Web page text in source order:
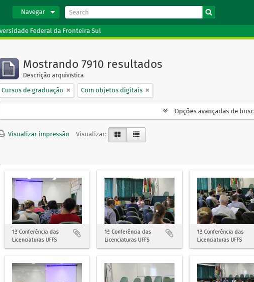
Navegar
Federal da Fronteira Sul
Mostrando 7910 resultados
Descrição arquivística
Cursos de graduação Com objetos digitais
Opções avançadas de
Visualizar impressão Visualizar:
1ª Conferência das
Licenciaturas UFFS
1ª Conferência das
Licenciaturas UFFS
1ª Conferência das
Licenciaturas UFFS